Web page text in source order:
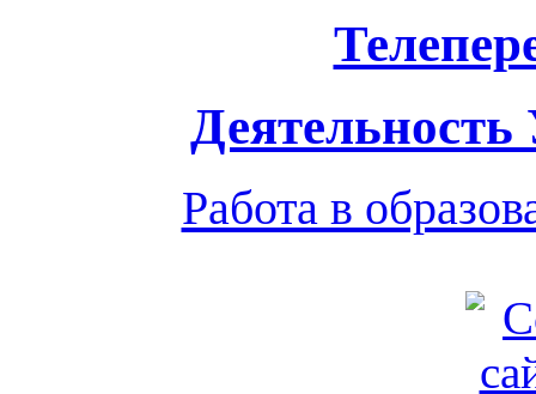
Работа в